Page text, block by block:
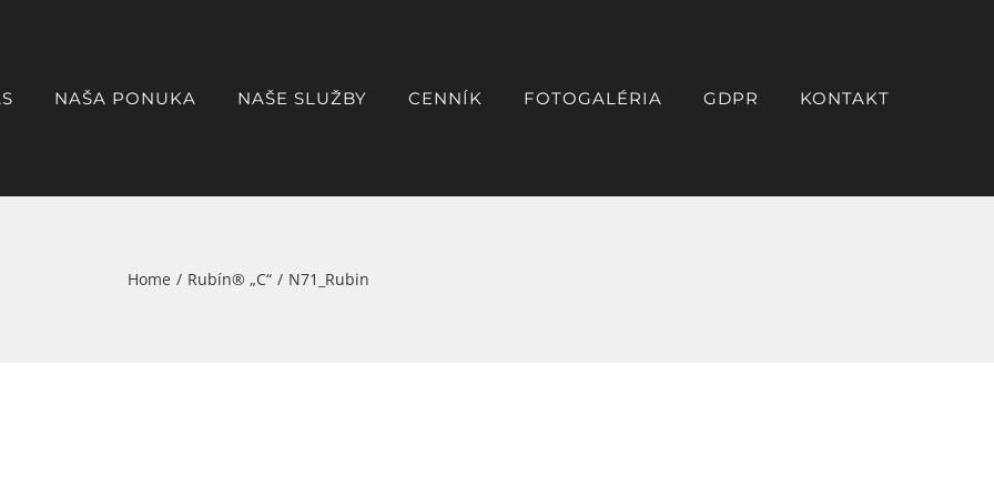
NAŠA PONUKA NAŠE SLUŽBY CENNÍK FOTOGALÉRIA GDPR KONTAKT
Home / Rubín® „C“ / N71_Rubin